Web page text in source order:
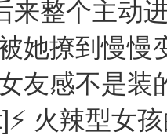
来整个主动
她撩到慢慢
友感不是装
火辣型女